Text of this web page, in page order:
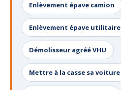
Enlèvement épave camion
Enlèvement épave utilitaire
Démolisseur agréé VHU
Mettre à la casse sa voiture